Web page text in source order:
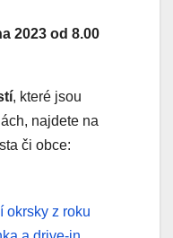
2023 od 8.00
, které jsou
najdete na
či obce:
okrsky z roku